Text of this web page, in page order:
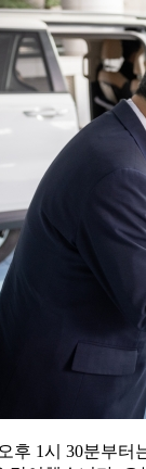
후 1시 30분부터